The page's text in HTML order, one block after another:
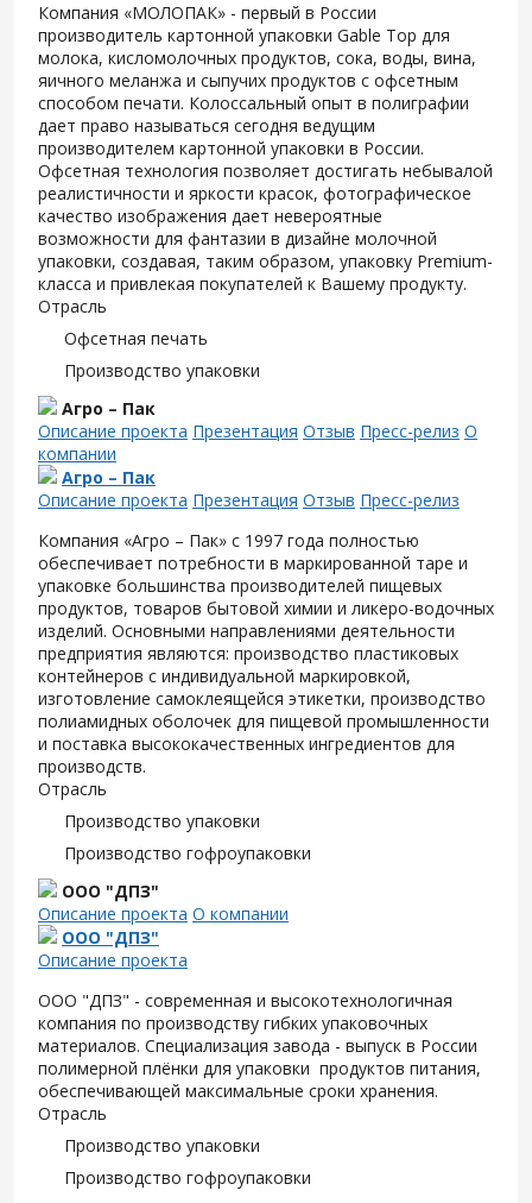
Компания «МОЛОПАК» - первый в России
производитель картонной упаковки Gable Top для
молока, кисломолочных продуктов, сока, воды, вина,
яичного меланжа и сыпучих продуктов с офсетным
способом печати. Колоссальный опыт в полиграфии
дает право называться сегодня ведущим
производителем картонной упаковки в России.
Офсетная технология позволяет достигать небывалой
реалистичности и яркости красок, фотографическое
качество изображения дает невероятные
возможности для фантазии в дизайне молочной
упаковки, создавая, таким образом, упаковку Premium-
класса и привлекая покупателей к Вашему продукту.
Отрасль
Офсетная печать
Производство упаковки
Агро – Пак
Описание проекта Презентация Отзыв Пресс-релиз О
компании
Агро – Пак
Описание проекта Презентация Отзыв Пресс-релиз
Компания «Агро – Пак» с 1997 года полностью
обеспечивает потребности в маркированной таре и
упаковке большинства производителей пищевых
продуктов, товаров бытовой химии и ликеро-водочных
изделий. Основными направлениями деятельности
предприятия являются: производство пластиковых
контейнеров с индивидуальной маркировкой,
изготовление самоклеящейся этикетки, производство
полиамидных оболочек для пищевой промышленности
и поставка высококачественных ингредиентов для
производств.
Отрасль
Производство упаковки
Производство гофроупаковки
ООО "ДПЗ"
Описание проекта О компании
ООО "ДПЗ"
Описание проекта
ООО "ДПЗ" - современная и высокотехнологичная
компания по производству гибких упаковочных
материалов. Специализация завода - выпуск в России
полимерной плёнки для упаковки продуктов питания,
обеспечивающей максимальные сроки хранения.
Отрасль
Производство упаковки
Производство гофроупаковки